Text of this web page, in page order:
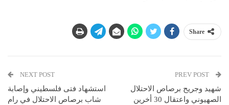
Share
شهيد وجريح برصاص الاحتلال
الصهيوني واعتقال 30 أخرين
NEXT POST
استشهاد فتى فلسطيني وإصابة
شاب برصاص الاحتلال في رام